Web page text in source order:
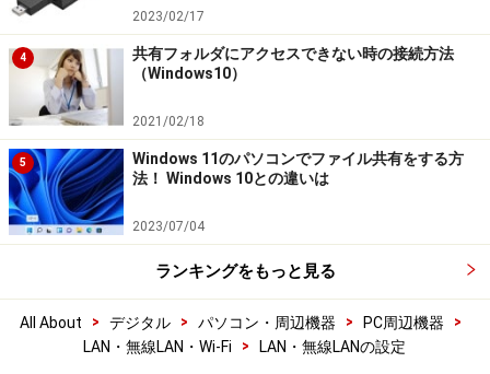
2023/02/17
4
共有フォルダにアクセスできない時の接続方法
（Windows10）
2021/02/18
5
Windows 11のパソコンでファイル共有をする方
法！ Windows 10との違いは
2023/07/04
ランキングをもっと見る
All About > デジタル > パソコン・周辺機器 > PC周辺機器
>
LAN・無線LAN・Wi-Fi
> LAN・無線LANの設定